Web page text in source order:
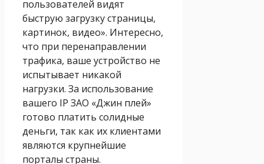
пользователей видят
быструю загрузку страницы,
картинок, видео». Интересно,
что при перенаправлении
трафика, ваше устройство не
испытывает никакой
нагрузки. За использование
вашего IP ЗАО «Джин плей»
готово платить солидные
деньги, так как их клиентами
являются крупнейшие
порталы страны.